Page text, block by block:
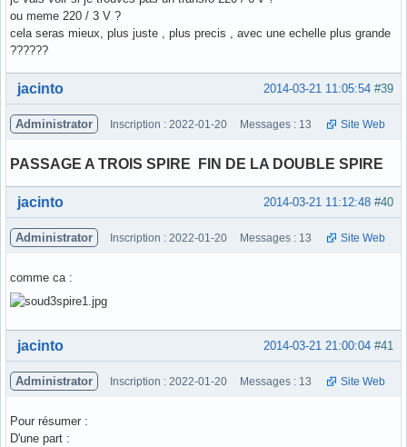
ou meme 220 / 3 V ?
cela seras mieux, plus juste , plus precis , avec une echelle plus grande
??????
Hors ligne #39
2014-03-21 11:05:54
jacinto
Administrator Inscription : 2022-01-20 Messages : 13 Site Web
PASSAGE A TROIS SPIRE FIN DE LA DOUBLE SPIRE
Hors ligne #40
2014-03-21 11:12:48
jacinto
Administrator Inscription : 2022-01-20 Messages : 13 Site Web
comme ca :
Hors ligne #41
2014-03-21 21:00:04
jacinto
Administrator Inscription : 2022-01-20 Messages : 13 Site Web
Pour résumer :
D'une part :